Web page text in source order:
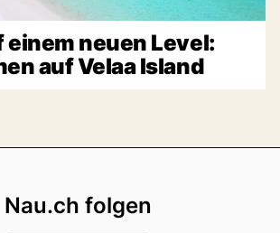
einem neuen Level:
auf Velaa Island
Nau.ch folgen